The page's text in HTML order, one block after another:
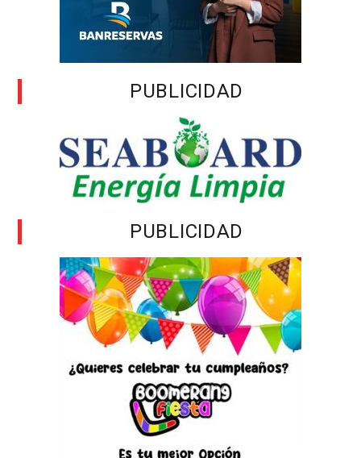
PUBLICIDAD
PUBLICIDAD